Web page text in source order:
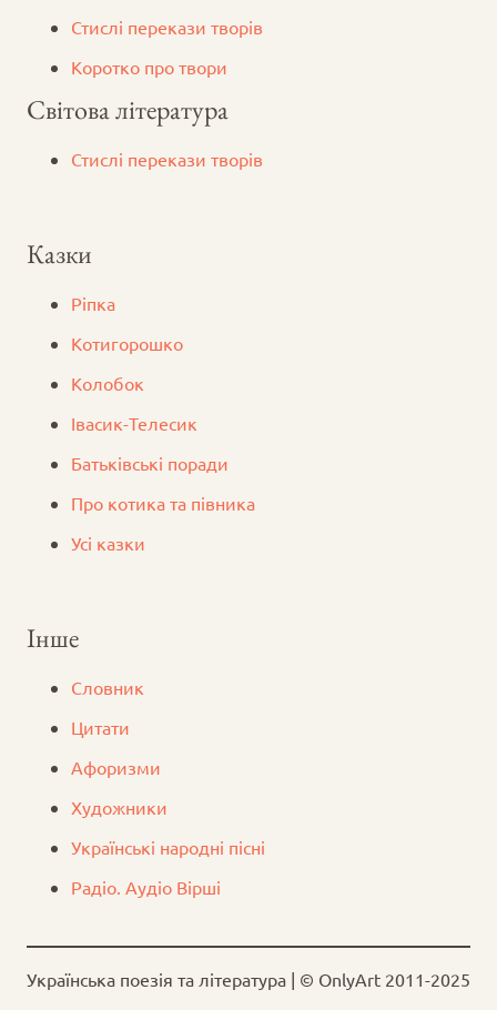
Стислі перекази творів
Коротко про твори
Світова література
Стислі перекази творів
Казки
Ріпка
Котигорошко
Колобок
Iвасик-Телесик
Батьківські поради
Про котика та півника
Усі казки
Інше
Словник
Цитати
Афоризми
Художники
Українські народні пісні
Радіо. Аудіо Вірші
Українська поезія та література | © OnlyArt 2011-2025